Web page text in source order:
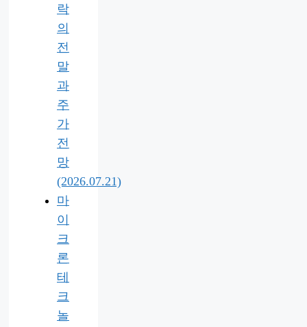
락
의
전
말
과
주
가
전
망
(2026.07.21)
마
이
크
론
테
크
놀